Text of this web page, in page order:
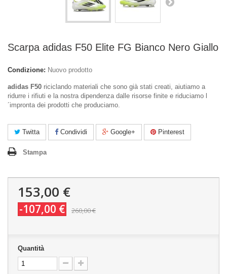
Scarpa adidas F50 Elite FG Bianco Nero Giallo
Condizione: Nuovo prodotto
adidas F50 riciclando materiali che sono già stati creati, aiutiamo a
ridurre i rifiuti e la nostra dipendenza dalle risorse finite e riduciamo l
´impronta dei prodotti che produciamo.
Twitta Condividi Google+ Pinterest
Stampa
153,00 €
-107,00 € 260,00 €
Quantità